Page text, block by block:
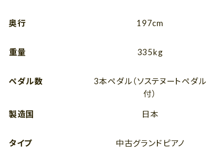
奥行 197cm
重量 335kg
ペダル数
3本ペダル（ソステヌートペダル
付）
製造国
日本
タイプ 中古グランドピアノ